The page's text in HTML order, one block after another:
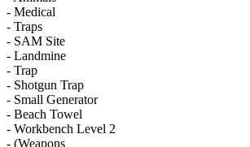
- Medical
- Traps
- SAM Site
- Landmine
- Trap
- Shotgun Trap
- Small Generator
- Beach Towel
- Workbench Level 2
- (Weapons